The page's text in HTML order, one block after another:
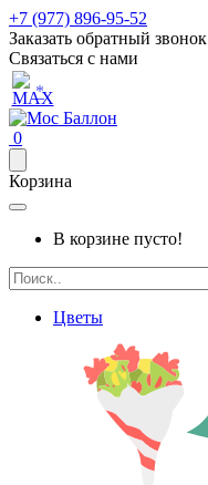
+7 (977) 896-95-52
Заказать обратный звонок
Связаться с нами
*
0
Корзина
В корзине пусто!
Цветы